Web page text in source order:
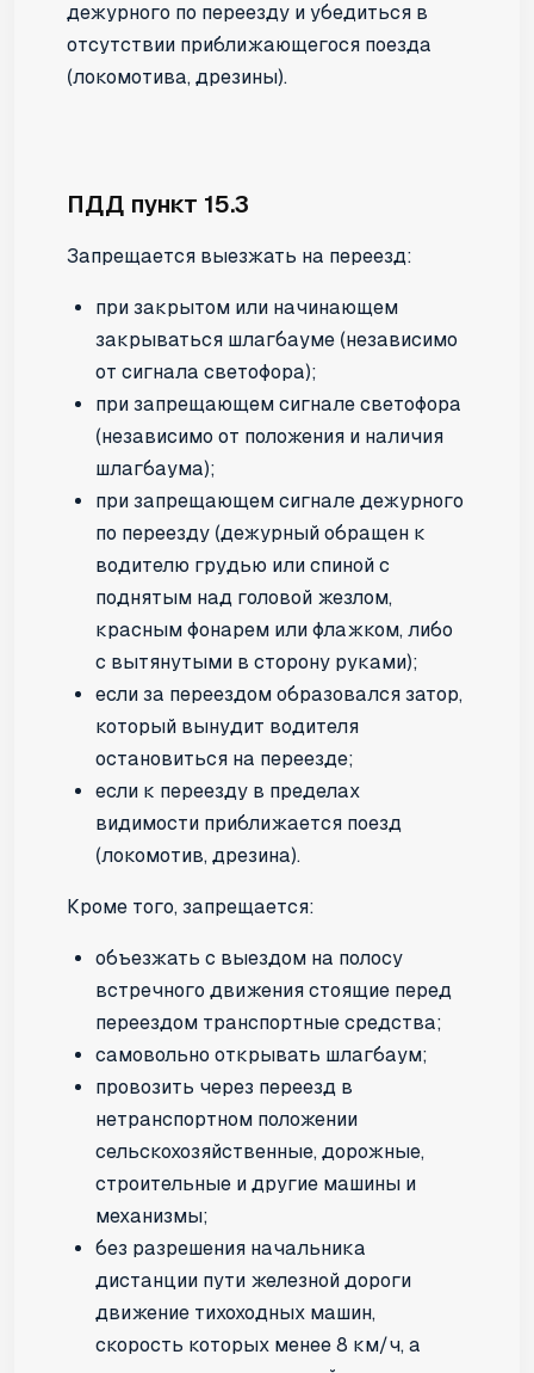
дежурного по переезду и убедиться в
отсутствии приближающегося поезда
(локомотива, дрезины).
ПДД пункт 15.3
Запрещается выезжать на переезд:
при закрытом или начинающем
закрываться шлагбауме (независимо
от сигнала светофора);
при запрещающем сигнале светофора
(независимо от положения и наличия
шлагбаума);
при запрещающем сигнале дежурного
по переезду (дежурный обращен к
водителю грудью или спиной с
поднятым над головой жезлом,
красным фонарем или флажком, либо
с вытянутыми в сторону руками);
если за переездом образовался затор,
который вынудит водителя
остановиться на переезде;
если к переезду в пределах
видимости приближается поезд
(локомотив, дрезина).
Кроме того, запрещается:
объезжать с выездом на полосу
встречного движения стоящие перед
переездом транспортные средства;
самовольно открывать шлагбаум;
провозить через переезд в
нетранспортном положении
сельскохозяйственные, дорожные,
строительные и другие машины и
механизмы;
без разрешения начальника
дистанции пути железной дороги
движение тихоходных машин,
скорость которых менее 8 км/ч, а